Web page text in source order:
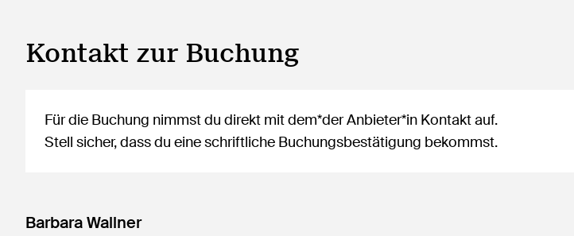
Kontakt zur Buchung
Für die Buchung nimmst du direkt mit dem*der Anbieter*in Kontakt auf.
Stell sicher, dass du eine schriftliche Buchungsbestätigung bekommst.
Barbara Wallner